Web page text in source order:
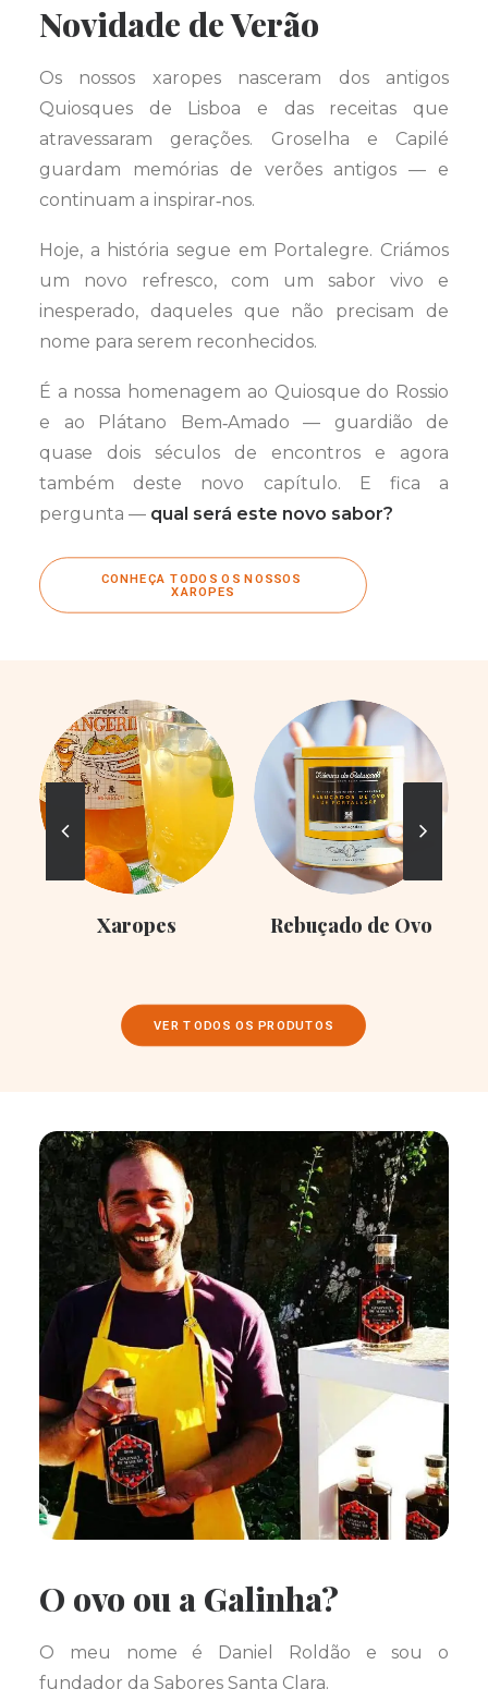
Novidade de Verão
Os nossos xaropes nasceram dos antigos
Quiosques de Lisboa e das receitas que
atravessaram gerações. Groselha e Capilé
guardam memórias de verões antigos — e
continuam a inspirar‑nos.
Hoje, a história segue em Portalegre. Criámos
um novo refresco, com um sabor vivo e
inesperado, daqueles que não precisam de
nome para serem reconhecidos.
É a nossa homenagem ao Quiosque do Rossio
e ao Plátano Bem‑Amado — guardião de
quase dois séculos de encontros e agora
também deste novo capítulo. E fica a
pergunta — qual será este novo sabor?
CONHEÇA TODOS OS NOSSOS
XAROPES
Xaropes Rebuçado de Ovo
VER TODOS OS PRODUTOS
O ovo ou a Galinha?
O meu nome é Daniel Roldão e sou o
fundador da Sabores Santa Clara.